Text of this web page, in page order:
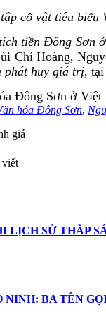
cổ vật tiêu biểu
tiền Đông Sơn
Chí Hoàng,
phát huy giá trị,
Đông Sơn ở Việt
hóa Đông Sơn,
giá
viết
LỊCH SỬ THẮP
NINH: BA TÊN